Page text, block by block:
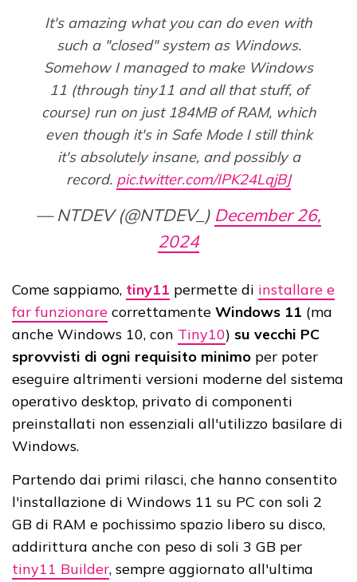
It's amazing what you can do even with
such a "closed" system as Windows.
Somehow I managed to make Windows
11 (through tiny11 and all that stuff, of
course) run on just 184MB of RAM, which
even though it's in Safe Mode I still think
it's absolutely insane, and possibly a
record. pic.twitter.com/IPK24LqjBJ
— NTDEV (@NTDEV_) December 26,
2024
Come sappiamo, tiny11 permette di installare e
far funzionare correttamente Windows 11 (ma
anche Windows 10, con Tiny10) su vecchi PC
sprovvisti di ogni requisito minimo per poter
eseguire altrimenti versioni moderne del sistema
operativo desktop, privato di componenti
preinstallati non essenziali all'utilizzo basilare di
Windows.
Partendo dai primi rilasci, che hanno consentito
l'installazione di Windows 11 su PC con soli 2
GB di RAM e pochissimo spazio libero su disco,
addirittura anche con peso di soli 3 GB per
tiny11 Builder, sempre aggiornato all'ultima